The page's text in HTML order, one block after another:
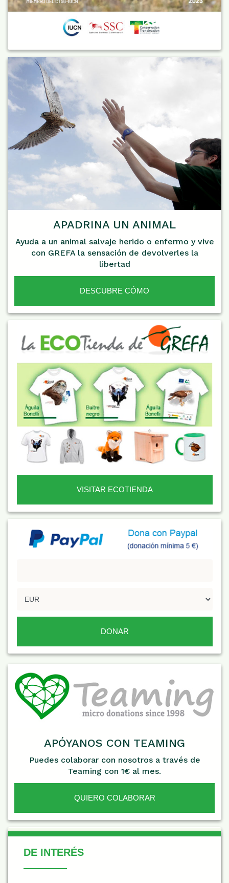
APADRINA UN ANIMAL
Ayuda a un animal salvaje herido o enfermo y vive
con GREFA la sensación de devolverles la
libertad
DESCUBRE CÓMO
VISITAR ECOTIENDA
APÓYANOS CON TEAMING
Puedes colaborar con nosotros a través de
Teaming con 1€ al mes.
QUIERO COLABORAR
De Interés
DE INTERÉS